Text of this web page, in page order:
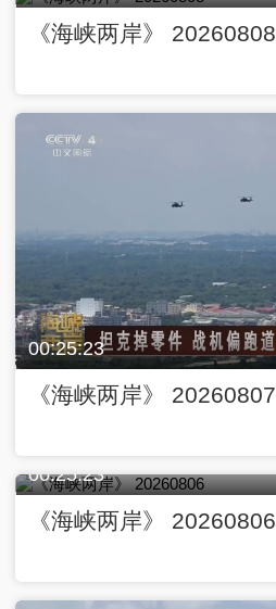
《海峡两岸》 20260808
00:25:23
《海峡两岸》 20260807
00:25:23
《海峡两岸》 20260806